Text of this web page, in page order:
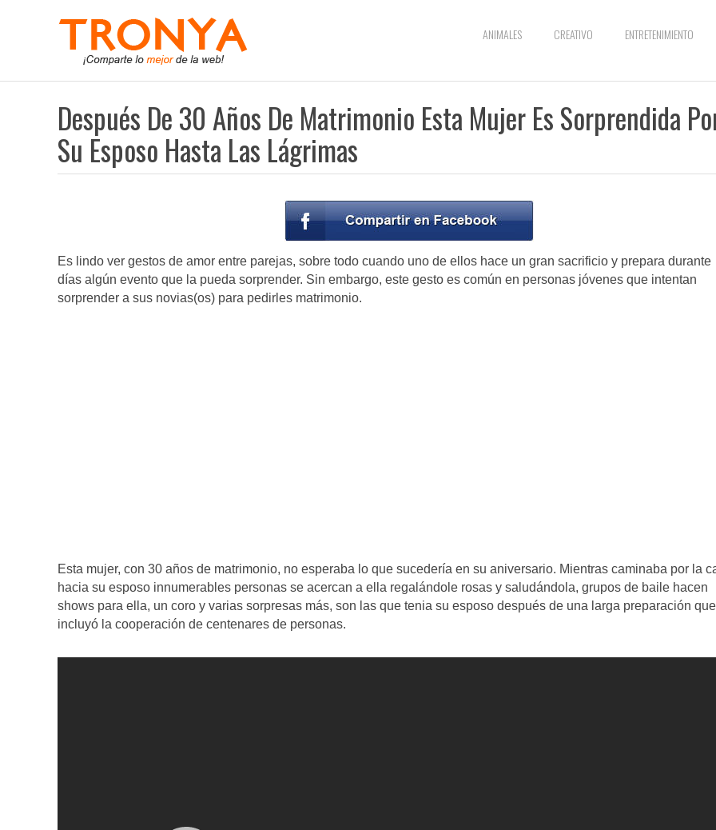
ANIMALES CREATIVO ENTRETENIMIENTO
Después De 30 Años De Matrimonio Esta Mujer Es Sorprendida
Su Esposo Hasta Las Lágrimas
Es lindo ver gestos de amor entre parejas, sobre todo cuando uno de ellos hace un gran sacrificio y prepara durante
días algún evento que la pueda sorprender. Sin embargo, este gesto es común en personas jóvenes que intentan
sorprender a sus novias(os) para pedirles matrimonio.
Esta mujer, con 30 años de matrimonio, no esperaba lo que sucedería en su aniversario. Mientras caminaba por la
hacia su esposo innumerables personas se acercan a ella regalándole rosas y saludándola, grupos de baile hacen
shows para ella, un coro y varias sorpresas más, son las que tenia su esposo después de una larga preparación que
incluyó la cooperación de centenares de personas.